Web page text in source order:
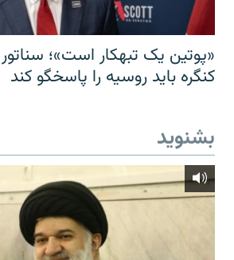
«پوتین یک تبهکار است»؛
کنگره باید روسیه را پاسخگو کند
بشنوید